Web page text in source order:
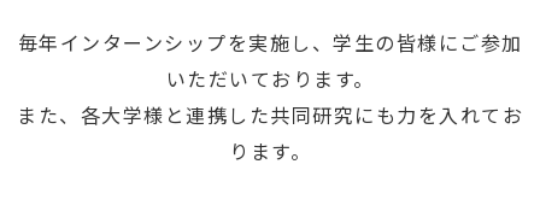
毎年インターンシップを実施し、学生の皆様にご参加
いただいております。
また、各大学様と連携した共同研究にも力を入れてお
ります。